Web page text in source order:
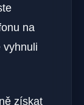
na
vyhnuli
získat